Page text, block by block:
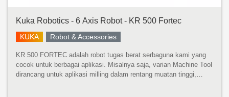
Kuka Robotics - 6 Axis Robot - KR 500 Fortec
KUKA Robot & Accessories
KR 500 FORTEC adalah robot tugas berat serbaguna kami yang
cocok untuk berbagai aplikasi. Misalnya saja, varian Machine Tool
dirancang untuk aplikasi milling dalam rentang muatan tinggi,